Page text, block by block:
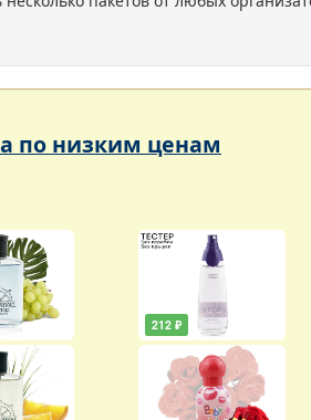
по низким ценам
212 ₽